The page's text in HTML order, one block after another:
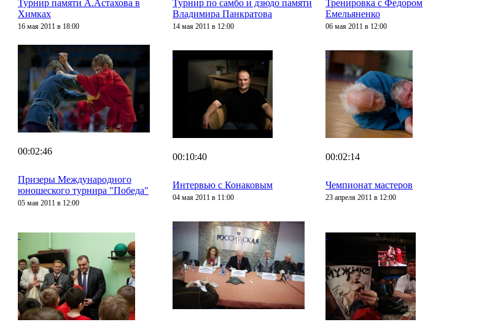
Турнир памяти А.Астахова в
Химках
16 мая 2011 в 18:00
Турнир по самбо и дзюдо памяти
Владимира Панкратова
14 мая 2011 в 12:00
Тренировка с Федором
Емельяненко
06 мая 2011 в 12:00
00:02:46
Призеры Международного
юношеского турнира "Победа"
05 мая 2011 в 12:00
00:10:40
Интервью с Конаковым
04 мая 2011 в 11:00
00:02:14
Чемпионат мастеров
23 апреля 2011 в 12:00